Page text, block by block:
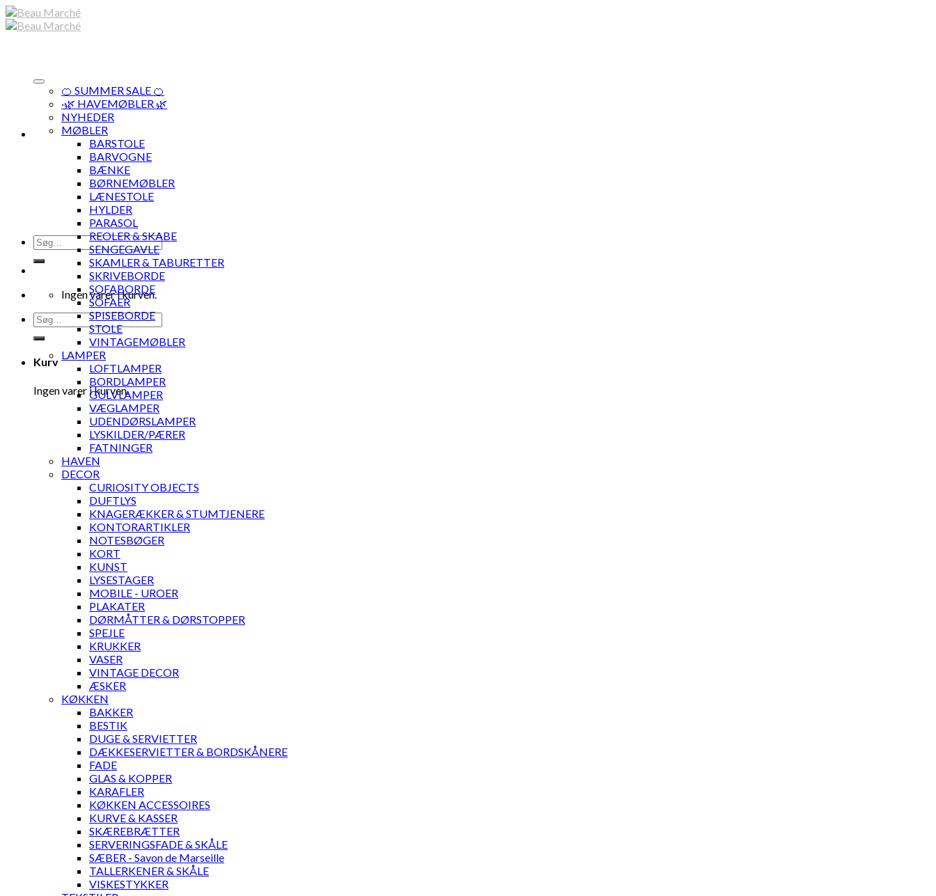
Skip
to
Søg
efter:
Ingen varer i kurven.
Søg
efter:
Kurv
Ingen varer i kurven.
🍊 SUMMER SALE 🍊
·🌿 HAVEMØBLER 🌿
NYHEDER
MØBLER
BARSTOLE
BARVOGNE
BÆNKE
BØRNEMØBLER
LÆNESTOLE
HYLDER
PARASOL
REOLER & SKABE
SENGEGAVLE
SKAMLER & TABURETTER
SKRIVEBORDE
SOFABORDE
SOFAER
SPISEBORDE
STOLE
VINTAGEMØBLER
LAMPER
LOFTLAMPER
BORDLAMPER
GULVLAMPER
VÆGLAMPER
UDENDØRSLAMPER
LYSKILDER/PÆRER
FATNINGER
HAVEN
DECOR
CURIOSITY OBJECTS
DUFTLYS
KNAGERÆKKER & STUMTJENERE
KONTORARTIKLER
NOTESBØGER
KORT
KUNST
LYSESTAGER
MOBILE - UROER
PLAKATER
DØRMÅTTER & DØRSTOPPER
SPEJLE
KRUKKER
VASER
VINTAGE DECOR
ÆSKER
KØKKEN
BAKKER
BESTIK
DUGE & SERVIETTER
DÆKKESERVIETTER & BORDSKÅNERE
FADE
GLAS & KOPPER
KARAFLER
KØKKEN ACCESSOIRES
KURVE & KASSER
SKÆREBRÆTTER
SERVERINGSFADE & SKÅLE
SÆBER - Savon de Marseille
TALLERKENER & SKÅLE
VISKESTYKKER